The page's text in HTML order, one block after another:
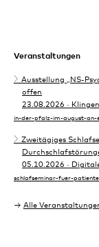
Veranstaltungen
Ausstellung „NS-
offen
23.08.2026 ·
Zweitägiges
05.10.2026 ·
Alle